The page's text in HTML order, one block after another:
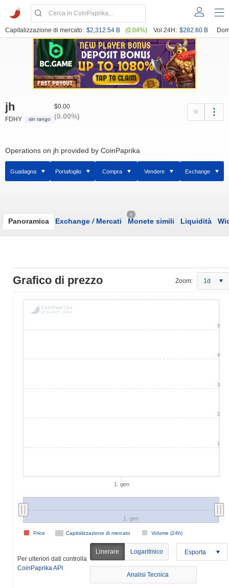
Capitalizzazione di mercato: $2,312.54 B (0.04%) Vol 24H: $282.60 B
jh
FDHY sin rango
$0.00
(0.00%)
Operations on jh provided by CoinPaprika
Guadagna Portafoglio Compra Vendere Exchange
Panoramica Exchange /Mercati
0
Monete simili Liquidità
Grafico di prezzo Zoom: 1d
1. gen
Capitalizzazione di mercato Volume (24h)
Price
1. gen
1
2
3
4
5
Per ulteriori dati controlla
CoinPaprika API
Linerare Logaritmico Esporta
Analisi Tecnica